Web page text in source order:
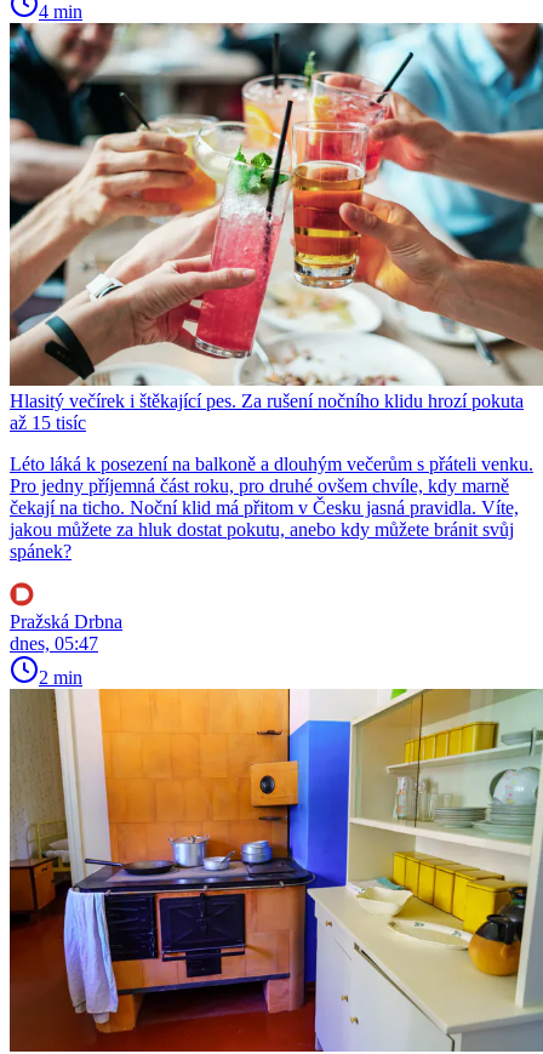
4 min
Hlasitý večírek i štěkající pes. Za rušení nočního klidu hrozí pokuta
až 15 tisíc
Léto láká k posezení na balkoně a dlouhým večerům s přáteli venku.
Pro jedny příjemná část roku, pro druhé ovšem chvíle, kdy marně
čekají na ticho. Noční klid má přitom v Česku jasná pravidla. Víte,
jakou můžete za hluk dostat pokutu, anebo kdy můžete bránit svůj
spánek?
Pražská Drbna
dnes, 05:47
2 min